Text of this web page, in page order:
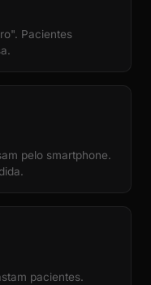
Pacientes
pelo smartphone.
pacientes.